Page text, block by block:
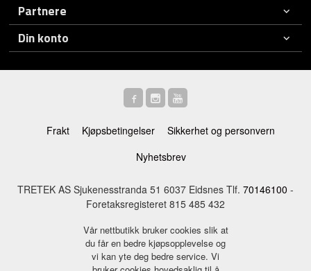
Partnere
Din konto
Frakt Kjøpsbetingelser
Sikkerhet og personvern
Nyhetsbrev
TRETEK AS Sjukenesstranda 51 6037 Eidsnes Tlf. 70146100 -
Foretaksregisteret 815 485 432
Vår nettbutikk bruker cookies slik at
du får en bedre kjøpsopplevelse og
vi kan yte deg bedre service. Vi